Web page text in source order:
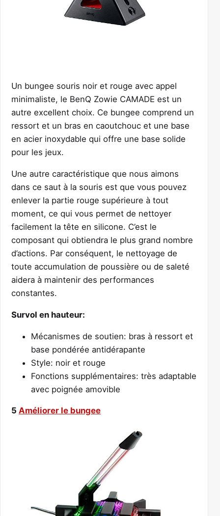
Un bungee souris noir et rouge avec appel
minimaliste, le BenQ Zowie CAMADE est un
autre excellent choix. Ce bungee comprend un
ressort et un bras en caoutchouc et une base
en acier inoxydable qui offre une base solide
pour les jeux.
Une autre caractéristique que nous aimons
dans ce saut à la souris est que vous pouvez
enlever la partie rouge supérieure à tout
moment, ce qui vous permet de nettoyer
facilement la tête en silicone. C’est le
composant qui obtiendra le plus grand nombre
d’actions. Par conséquent, le nettoyage de
toute accumulation de poussière ou de saleté
aidera à maintenir des performances
constantes.
Survol en hauteur:
Mécanismes de soutien: bras à ressort et
base pondérée antidérapante
Style: noir et rouge
Fonctions supplémentaires: très adaptable
avec poignée amovible
5 Améliorer le bungee